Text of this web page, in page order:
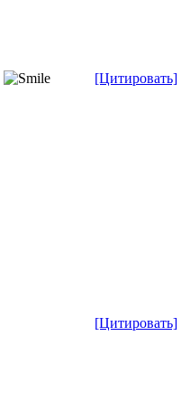
[Цитировать]
[Цитировать]